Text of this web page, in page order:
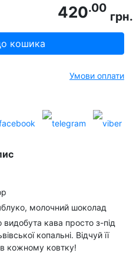
420.00
грн.
кошика
Умови оплати
молочний шоколад
кава просто з-під
копальні. Відчуй її
кожному ковтку!